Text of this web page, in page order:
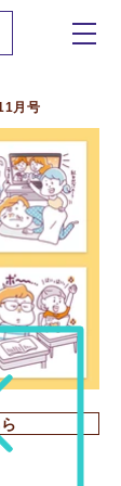
月号